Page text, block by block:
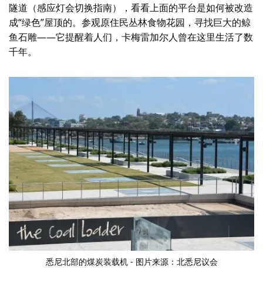
隧道（感应灯会切换指南），看看上面的平台是如何被改造
成“绿色”屋顶的。参观原住民丛林食物花园，寻找巨大的鲸
鱼石雕——它提醒着人们，卡梅雷加尔人曾在这里生活了数
千年。
悉尼北部的煤炭装载机 - 图片来源：北悉尼议会